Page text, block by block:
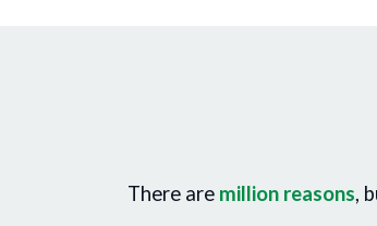
There are million reasons,